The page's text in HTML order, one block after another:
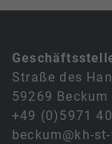
Straße des
59269 Beckum
+49 (0)5971
beckum@kh-